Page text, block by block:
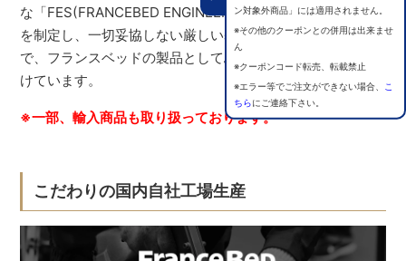
ン対象外商品」には適用されません。
※その他のクーポンとの併用は出来ませ
ん
※クーポンコード転売、転載禁止
※エラー等でご注文ができない場合、
こ
ちらにご連絡下さい。
な「FES(FRANCEBED ENGINEERING STANDARD)規格」
を制定し、一切妥協しない厳しい基準をクリアすること
で、フランスベッドの製品としてふさわしい品質を保ち続
けています。
※一部、輸入商品も取り扱っております。
こだわりの国内自社工場生産